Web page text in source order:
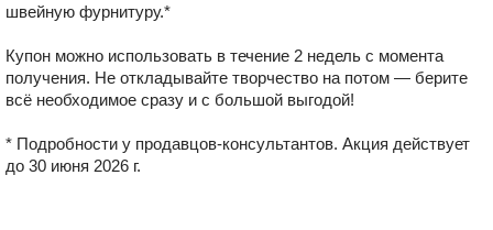
швейную фурнитуру.*
Купон можно использовать в течение 2 недель с момента
получения. Не откладывайте творчество на потом — берите
всё необходимое сразу и с большой выгодой!
* Подробности у продавцов-консультантов. Акция действует
до 30 июня 2026 г.